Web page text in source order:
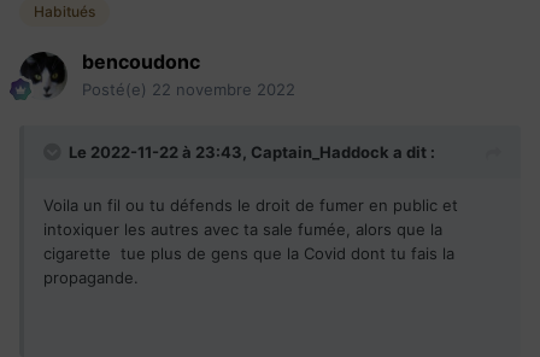
Habitués
bencoudonc
Posté(e) 22 novembre 2022
Le 2022-11-22 à 23:43, Captain_Haddock a dit :
Voila un fil ou tu défends le droit de fumer en public et
intoxiquer les autres avec ta sale fumée, alors que la
cigarette tue plus de gens que la Covid dont tu fais la
propagande.